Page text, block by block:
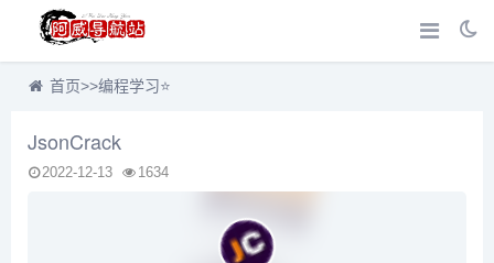
首页>>编程学习⭐
JsonCrack
2022-12-13 1634